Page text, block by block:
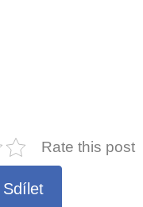
Rate this post
Sdílet